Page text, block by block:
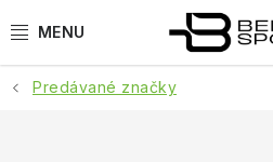
na
ŠPORTY
Predávané značky